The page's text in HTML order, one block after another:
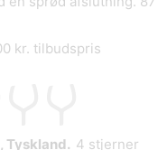
kr. tilbudspris
Tyskland. 4 stjerner